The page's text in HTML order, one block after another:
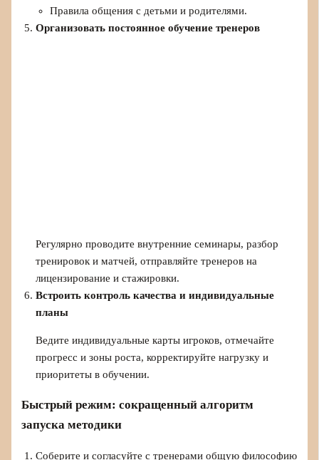
Правила общения с детьми и родителями.
Организовать постоянное обучение тренеров
Регулярно проводите внутренние семинары, разбор
тренировок и матчей, отправляйте тренеров на
лицензирование и стажировки.
Встроить контроль качества и индивидуальные
планы
Ведите индивидуальные карты игроков, отмечайте
прогресс и зоны роста, корректируйте нагрузку и
приоритеты в обучении.
Быстрый режим: сокращенный алгоритм
запуска методики
Соберите и согласуйте с тренерами общую философию